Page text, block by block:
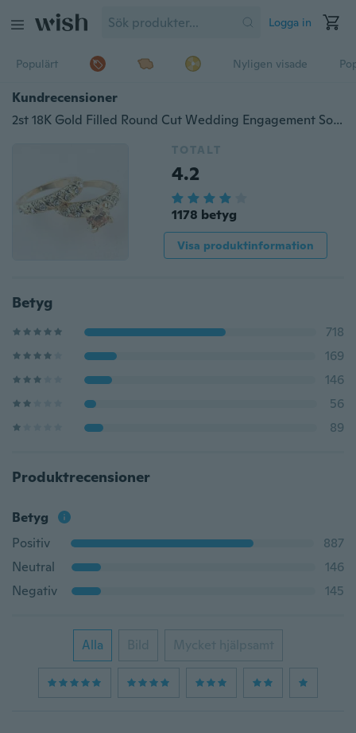
Logga in
Populärt Nyligen visade
Kundrecensioner
2st 18K Gold Filled Round Cut Wedding Engagement Solid Ring 3 Storlek
TOTALT
4.2
1178 betyg
Visa produktinformation
Betyg
718
169
146
56
89
Produktrecensioner
Betyg
Positiv
887
Neutral
146
Negativ
145
Alla Bild Mycket hjälpsamt